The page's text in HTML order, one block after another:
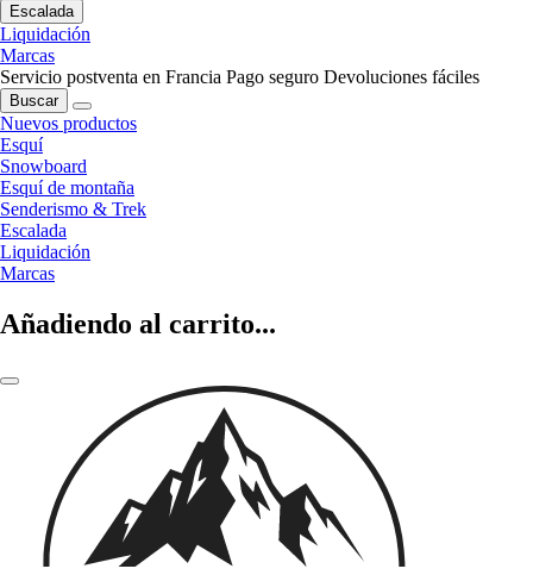
Escalada
Liquidación
Marcas
Servicio postventa en Francia Pago seguro Devoluciones fáciles
Buscar
Nuevos productos
Esquí
Snowboard
Esquí de montaña
Senderismo & Trek
Escalada
Liquidación
Marcas
Añadiendo al carrito...